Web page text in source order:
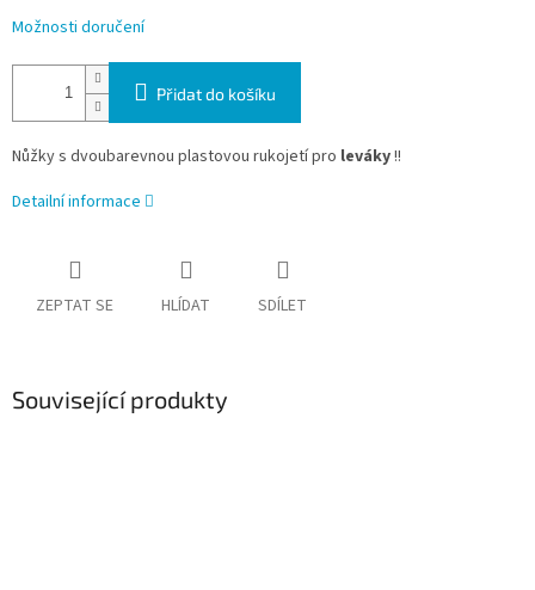
Možnosti doručení
Přidat do košíku
Nůžky s dvoubarevnou plastovou rukojetí pro leváky!!
Detailní informace
ZEPTAT SE HLÍDAT SDÍLET
Související produkty